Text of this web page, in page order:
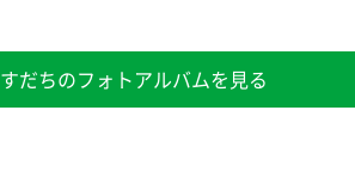
すだちのフォトアルバムを見る